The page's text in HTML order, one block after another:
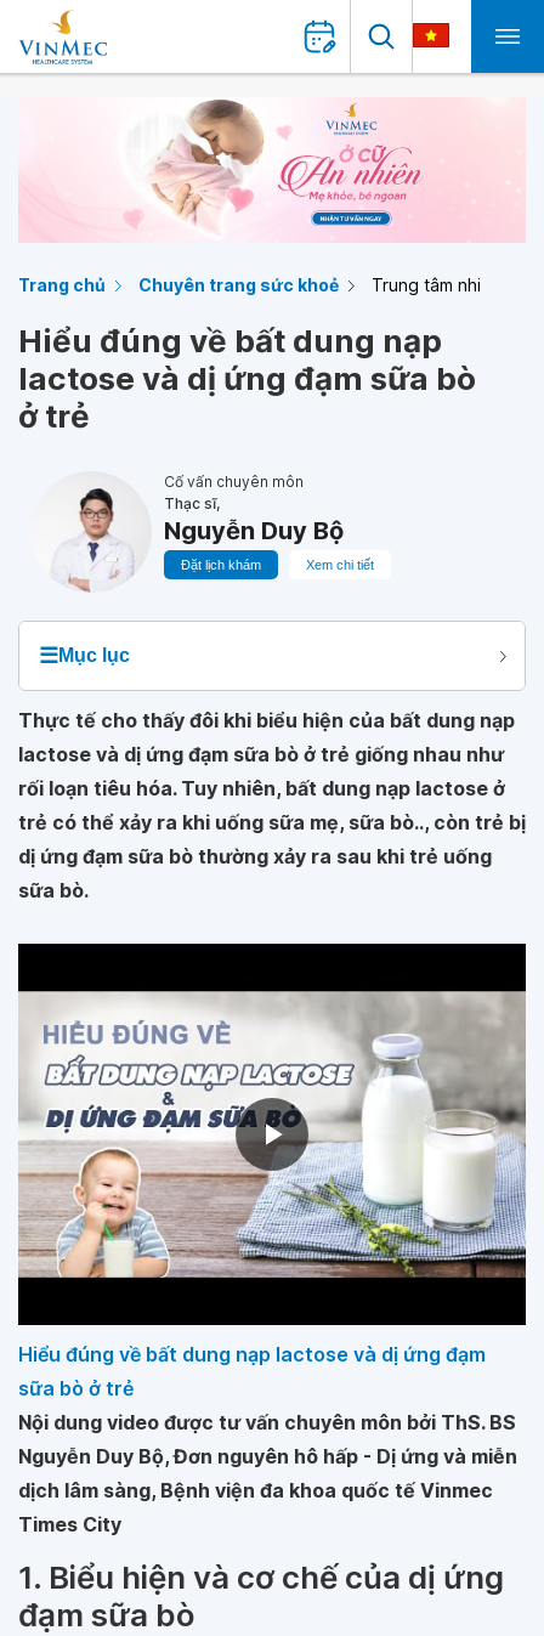
Trang chủ Chuyên trang sức khoẻ Trung tâm nhi
Hiểu đúng về bất dung nạp
lactose và dị ứng đạm sữa bò
ở trẻ
Cố vấn chuyên môn
Thạc sĩ,
Nguyễn Duy Bộ
Đặt lịch khám Xem chi tiết
☰Mục lục
Thực tế cho thấy đôi khi biểu hiện của bất dung nạp
lactose và dị ứng đạm sữa bò ở trẻ giống nhau như
rối loạn tiêu hóa. Tuy nhiên, bất dung nạp lactose ở
trẻ có thể xảy ra khi uống sữa mẹ, sữa bò.., còn trẻ bị
dị ứng đạm sữa bò thường xảy ra sau khi trẻ uống
sữa bò.
Hiểu đúng về bất dung nạp lactose và dị ứng đạm
sữa bò ở trẻ
Nội dung video được tư vấn chuyên môn bởi ThS. BS
Nguyễn Duy Bộ, Đơn nguyên hô hấp - Dị ứng và miễn
dịch lâm sàng, Bệnh viện đa khoa quốc tế Vinmec
Times City
1. Biểu hiện và cơ chế của dị ứng
đạm sữa bò